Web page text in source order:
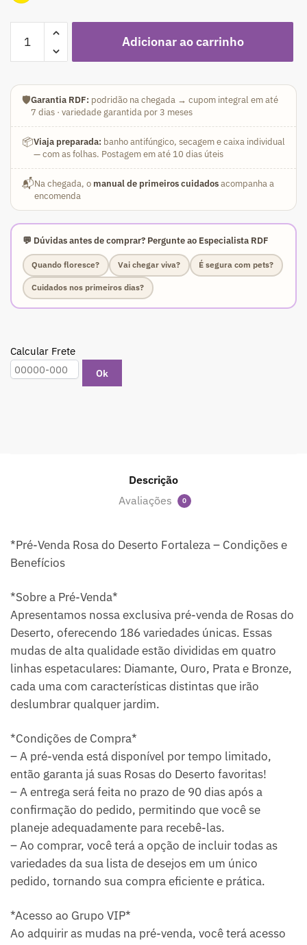
Venda
-
do
Deserto
Dalila
Sansão(EV117)
(Mesclada)
quantidade
Adicionar ao carrinho
🛡️Garantia RDF: podridão na chegada → cupom integral em até
7 dias · variedade garantida por 3 meses
📦Viaja preparada: banho antifúngico, secagem e caixa individual
— com as folhas. Postagem em até 10 dias úteis
📬Na chegada, o manual de primeiros cuidadosacompanha a
encomenda
💬 Dúvidas antes de comprar? Pergunte ao Especialista RDF
Quando floresce? Vai chegar viva? É segura com pets?
Cuidados nos primeiros dias?
Calcular Frete
Ok
Descrição
Avaliações
0
*Pré-Venda Rosa do Deserto Fortaleza – Condições e
Benefícios
*Sobre a Pré-Venda*
Apresentamos nossa exclusiva pré-venda de Rosas do
Deserto, oferecendo 186 variedades únicas. Essas
mudas de alta qualidade estão divididas em quatro
linhas espetaculares: Diamante, Ouro, Prata e Bronze,
cada uma com características distintas que irão
deslumbrar qualquer jardim.
*Condições de Compra*
– A pré-venda está disponível por tempo limitado,
então garanta já suas Rosas do Deserto favoritas!
– A entrega será feita no prazo de 90 dias após a
confirmação do pedido, permitindo que você se
planeje adequadamente para recebê-las.
– Ao comprar, você terá a opção de incluir todas as
variedades da sua lista de desejos em um único
pedido, tornando sua compra eficiente e prática.
*Acesso ao Grupo VIP*
Ao adquirir as mudas na pré-venda, você terá acesso